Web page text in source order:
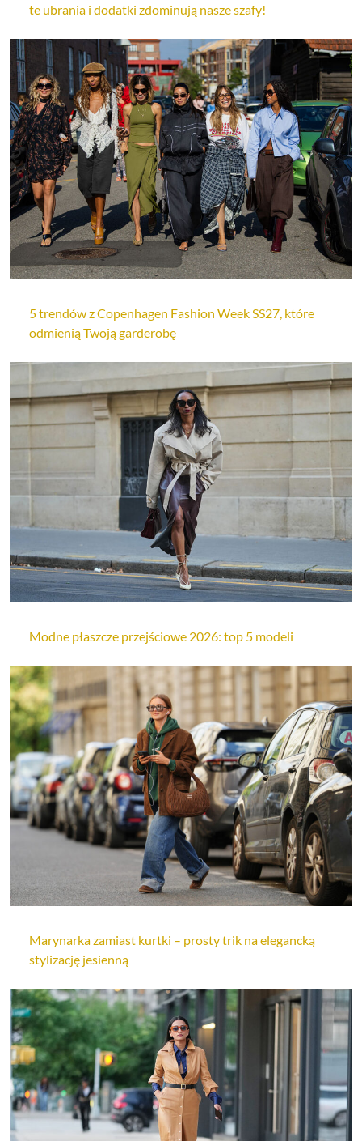
te ubrania i dodatki zdominują nasze szafy!
5 trendów z Copenhagen Fashion Week SS27, które
odmienią Twoją garderobę
Modne płaszcze przejściowe 2026: top 5 modeli
Marynarka zamiast kurtki – prosty trik na elegancką
stylizację jesienną